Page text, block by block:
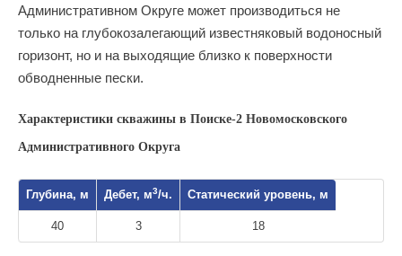
Административном Округе может производиться не
только на глубокозалегающий известняковый водоносный
горизонт, но и на выходящие близко к поверхности
обводненные пески.
Характеристики скважины в Поиске-2 Новомосковского
Административного Округа
Глубина, м Дебет, м3/ч. Статический уровень, м
40 3 18